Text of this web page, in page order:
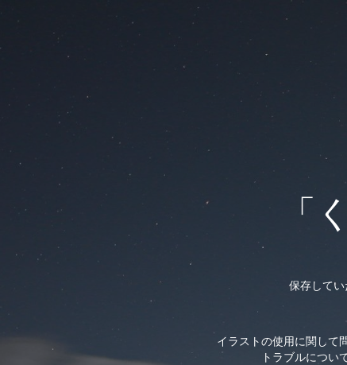
「
保存して
イラストの使用に関して
トラブルについ